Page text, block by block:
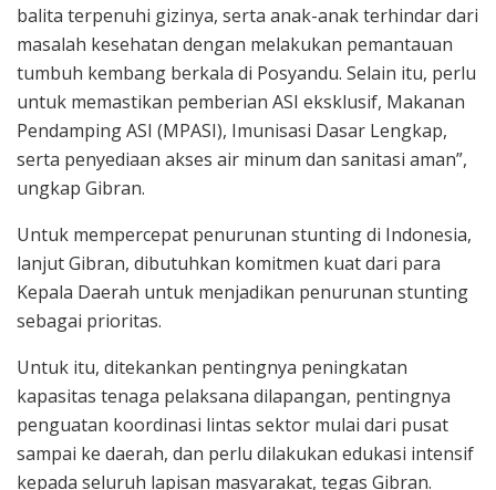
balita terpenuhi gizinya, serta anak-anak terhindar dari
masalah kesehatan dengan melakukan pemantauan
tumbuh kembang berkala di Posyandu. Selain itu, perlu
untuk memastikan pemberian ASI eksklusif, Makanan
Pendamping ASI (MPASI), Imunisasi Dasar Lengkap,
serta penyediaan akses air minum dan sanitasi aman”,
ungkap Gibran.
Untuk mempercepat penurunan stunting di Indonesia,
lanjut Gibran, dibutuhkan komitmen kuat dari para
Kepala Daerah untuk menjadikan penurunan stunting
sebagai prioritas.
Untuk itu, ditekankan pentingnya peningkatan
kapasitas tenaga pelaksana dilapangan, pentingnya
penguatan koordinasi lintas sektor mulai dari pusat
sampai ke daerah, dan perlu dilakukan edukasi intensif
kepada seluruh lapisan masyarakat, tegas Gibran.